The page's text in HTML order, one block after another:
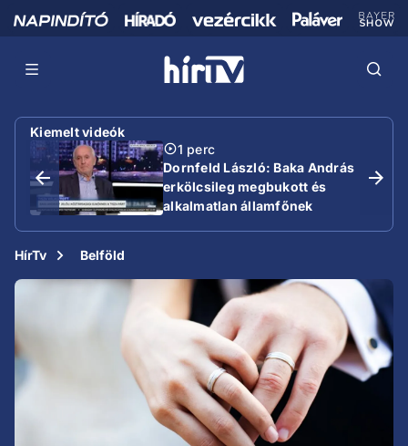
Kiemelt videók
1 perc
Dornfeld László: Baka András
erkölcsileg megbukott és
alkalmatlan államfőnek
HírTv Belföld